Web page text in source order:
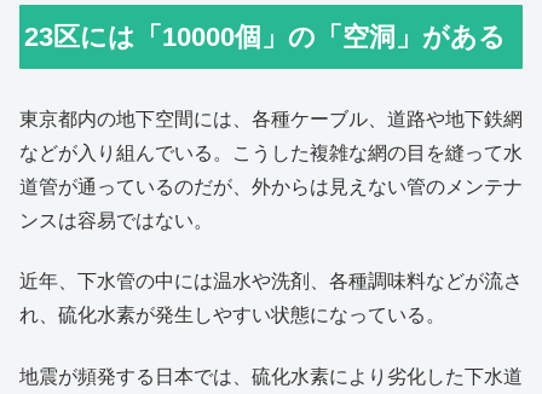
23区には「10000個」の「空洞」がある
東京都内の地下空間には、各種ケーブル、道路や地下鉄網
などが入り組んでいる。こうした複雑な網の目を縫って水
道管が通っているのだが、外からは見えない管のメンテナ
ンスは容易ではない。
近年、下水管の中には温水や洗剤、各種調味料などが流さ
れ、硫化水素が発生しやすい状態になっている。
地震が頻発する日本では、硫化水素により劣化した下水道